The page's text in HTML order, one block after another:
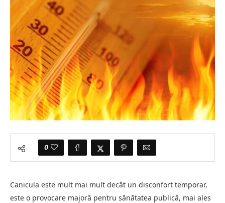
0
Canicula este mult mai mult decât un disconfort temporar,
este o provocare majoră pentru sănătatea publică, mai ales